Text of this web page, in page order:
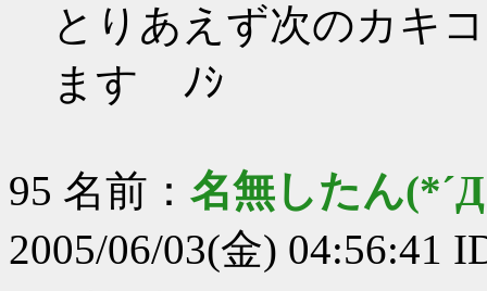
とりあえず次のカキ
ます ﾉｼ
95 名前： 名無したん
2005/06/03(金) 04:56:41